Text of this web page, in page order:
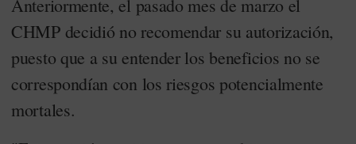
Anteriormente, el pasado mes de marzo el
CHMP decidió no recomendar su autorización,
puesto que a su entender los beneficios no se
correspondían con los riesgos potencialmente
mortales.